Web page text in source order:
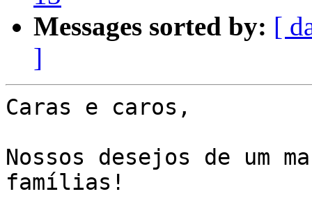
Messages sorted by: [
]
Caras e caros,
Nossos desejos de um
famílias!